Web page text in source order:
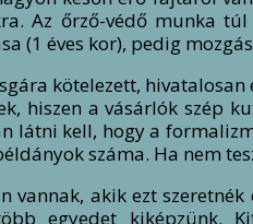
Az őrző-védő munka
(1 éves kor), pedig
kötelezett,
hiszen a vásárlók szép
látni kell, hogy a
száma. Ha nem
vannak, akik ezt
egyedet kiképzünk.